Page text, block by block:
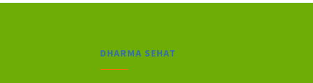
DHARMA SEHAT